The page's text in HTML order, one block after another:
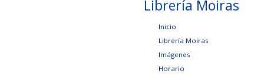
Librería Moiras
Inicio
Librería Moiras
Imágenes
Horario